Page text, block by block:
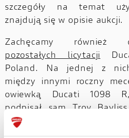
szczegóły na temat
znajdują się w opisie aukcji.
Zachęcamy również
pozostałych licytacji
Poland. Na jednej z
między innymi roczny
owiewką Ducati 1098
podpisał sam Troy
świata World Superbike.
WOŚP odbędzie się już w